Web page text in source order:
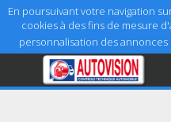
En poursuivant votre navigation
cookies à des fins de mesure
personnalisation des annonces
Accueil
Aide